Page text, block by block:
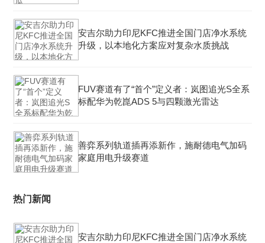
安吉尔助力印尼KFC推进全国门店净水系统
升级，以本地化方案应对复杂水质挑战
FUV赛道有了“首个”定义者：岚图追光S全系
标配华为乾崑ADS 5与四颗激光雷达
善弈系列轨道插再添新作，施耐德电气加码
家庭用电升级赛道
热门新闻
安吉尔助力印尼KFC推进全国门店净水系统